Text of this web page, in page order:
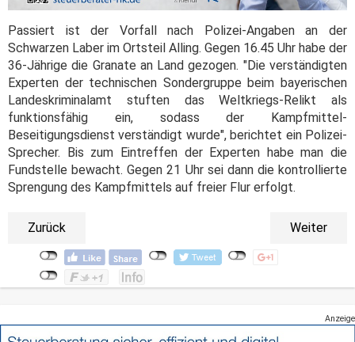
Passiert ist der Vorfall nach Polizei-Angaben an der
Schwarzen Laber im Ortsteil Alling. Gegen 16.45 Uhr habe der
36-Jährige die Granate an Land gezogen. "Die verständigten
Experten der technischen Sondergruppe beim bayerischen
Landeskriminalamt stuften das Weltkriegs-Relikt als
funktionsfähig ein, sodass der Kampfmittel-
Beseitigungsdienst verständigt wurde", berichtet ein Polizei-
Sprecher. Bis zum Eintreffen der Experten habe man die
Fundstelle bewacht. Gegen 21 Uhr sei dann die kontrollierte
Sprengung des Kampfmittels auf freier Flur erfolgt.
Zurück Weiter
Anzeige